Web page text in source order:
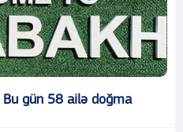
Bu gün 58 ailə doğma